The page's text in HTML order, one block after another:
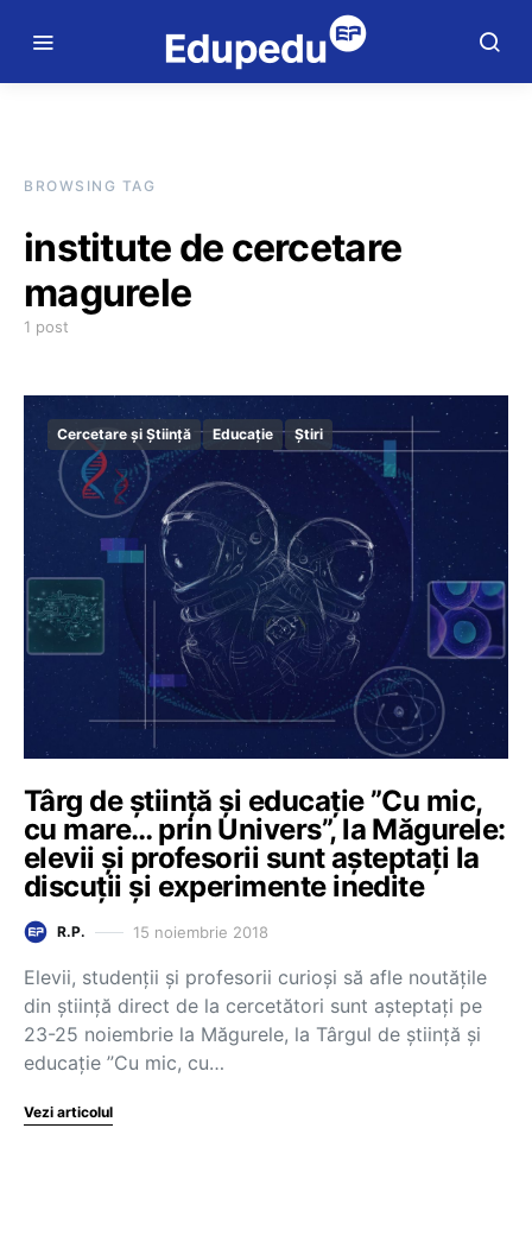
BROWSING TAG
institute de cercetare
magurele
1 post
Cercetare și Știință Educație Știri
Târg de știință și educație ”Cu mic,
cu mare… prin Univers”, la Măgurele:
elevii și profesorii sunt așteptați la
discuții și experimente inedite
R.P. 15 noiembrie 2018
Elevii, studenții și profesorii curioși să afle noutățile
din știință direct de la cercetători sunt așteptați pe
23-25 noiembrie la Măgurele, la Târgul de știință și
educație ”Cu mic, cu…
Vezi articolul